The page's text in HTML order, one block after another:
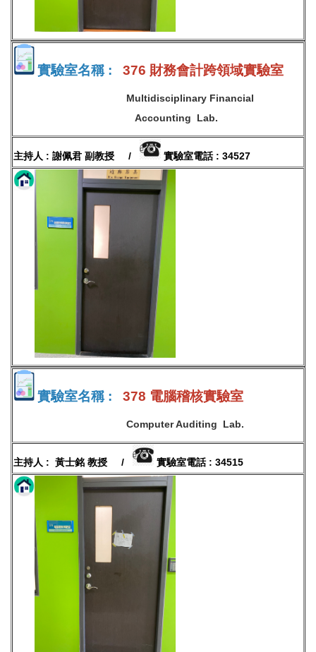
實驗室名稱 : 376 財務會計跨領域實驗室
Multidisciplinary Financial
Accounting Lab.
主持人 : 謝佩君 副教授 / 實驗室電話 : 34527
實驗室名稱 : 378 電腦稽核實驗室
Computer Auditing Lab.
主持人 : 黃士銘 教授 / 實驗室電話 : 34515